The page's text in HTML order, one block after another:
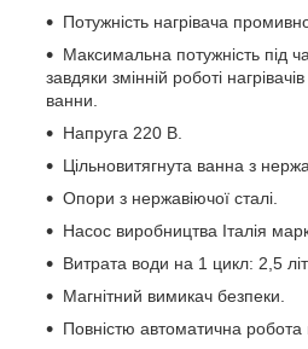
Потужність нагрівача
Максимальна потужність під
завдяки змінній роботі
ванни.
Напруга 220 В.
Цільновитягнута ванна з
Опори з нержавіючої сталі.
Насос виробництва Італія
Витрата води на 1 цикл: 2,5
Магнітний вимикач безпеки.
Повністю автоматична робота